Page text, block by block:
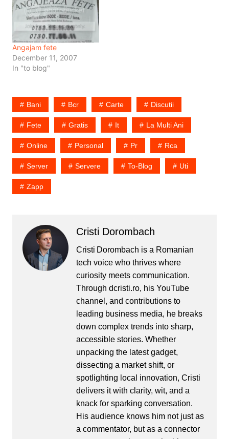
Angajam fete
December 11, 2007
In "to blog"
Bani Bcr Carte Discutii
Fete Gratis It La Multi Ani
Online Personal Pr Rca
Server Servere To-Blog Uti
Zapp
Cristi Dorombach
Cristi Dorombach is a Romanian
tech voice who thrives where
curiosity meets communication.
Through dcristi.ro, his YouTube
channel, and contributions to
leading business media, he breaks
down complex trends into sharp,
accessible stories. Whether
unpacking the latest gadget,
dissecting a market shift, or
spotlighting local innovation, Cristi
delivers it with clarity, wit, and a
knack for sparking conversation.
His audience knows him not just as
a commentator, but as a connector